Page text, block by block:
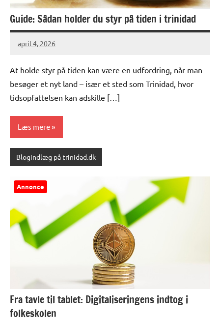
Guide: Sådan holder du styr på tiden i trinidad
april 4, 2026
At holde styr på tiden kan være en udfordring, når man
besøger et nyt land – især et sted som Trinidad, hvor
tidsopfattelsen kan adskille […]
Læs mere
Blogindlæg på trinidad.dk
Annonce
Fra tavle til tablet: Digitaliseringens indtog i
folkeskolen